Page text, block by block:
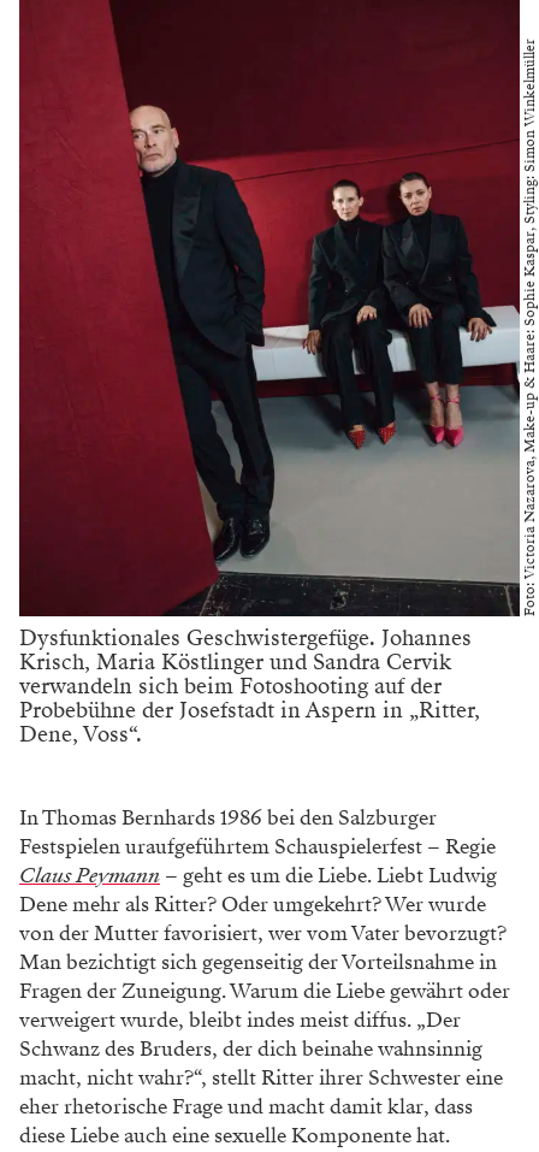
Foto: Victoria Nazarova, Make-up & Haare: Sophie Kaspar, Styling: Simon Winkelmüller
Dysfunktionales Geschwistergefüge. Johannes
Krisch, Maria Köstlinger und Sandra Cervik
verwandeln sich beim Fotoshooting auf der
Probebühne der Josefstadt in Aspern in „Ritter,
Dene, Voss“.
In Thomas Bernhards 1986 bei den Salzburger
Festspielen uraufgeführtem Schauspielerfest – Regie
Claus Peymann – geht es um die Liebe. Liebt Ludwig
Dene mehr als Ritter? Oder umgekehrt? Wer wurde
von der Mutter favorisiert, wer vom Vater bevorzugt?
Man bezichtigt sich gegenseitig der Vorteilsnahme in
Fragen der Zuneigung. Warum die Liebe gewährt oder
verweigert wurde, bleibt indes meist diffus. „Der
Schwanz des Bruders, der dich beinahe wahnsinnig
macht, nicht wahr?“, stellt Ritter ihrer Schwester eine
eher rhetorische Frage und macht damit klar, dass
diese Liebe auch eine sexuelle Komponente hat.